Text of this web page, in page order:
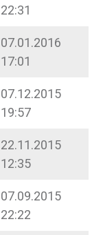
22:31
07.01.2016
17:01
07.12.2015
19:57
22.11.2015
12:35
07.09.2015
22:22